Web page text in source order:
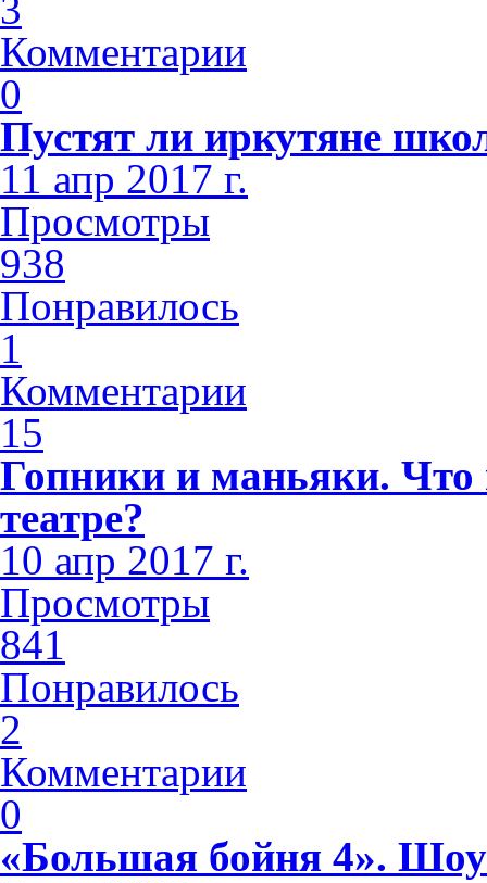
Комментарии
0
Пустят ли иркутяне
11 апр 2017 г.
Просмотры
938
Понравилось
1
Комментарии
15
Гопники и маньяки. Что
театре?
10 апр 2017 г.
Просмотры
841
Понравилось
2
Комментарии
0
«Большая бойня 4».